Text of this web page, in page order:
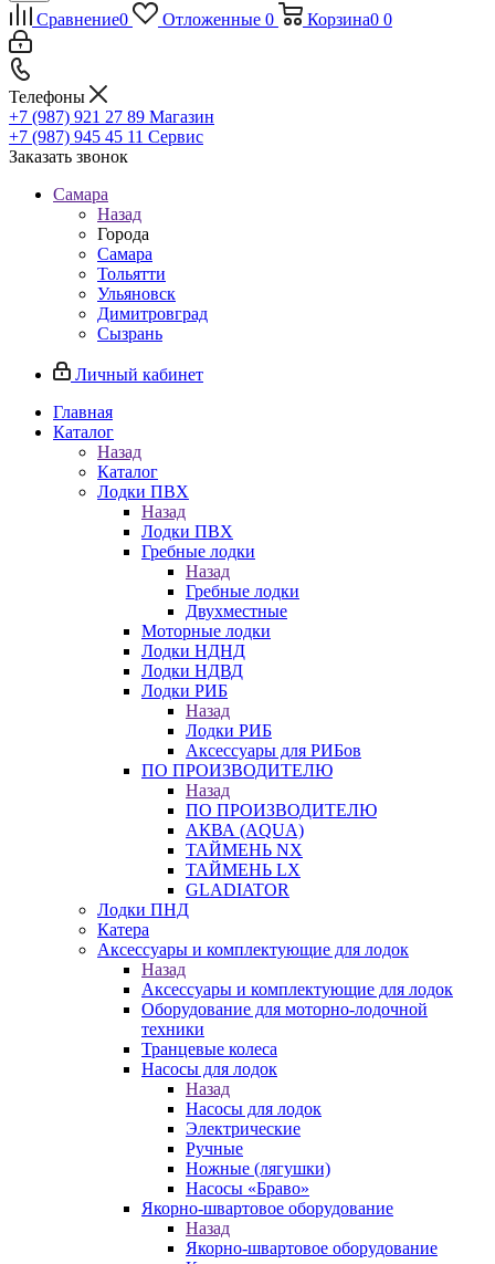
Сравнение0 Отложенные 0 Корзина0 0
Телефоны
+7 (987) 921 27 89 Магазин
+7 (987) 945 45 11 Сервис
Заказать звонок
Самара
Назад
Города
Самара
Тольятти
Ульяновск
Димитровград
Сызрань
Личный кабинет
Главная
Каталог
Назад
Каталог
Лодки ПВХ
Назад
Лодки ПВХ
Гребные лодки
Назад
Гребные лодки
Двухместные
Моторные лодки
Лодки НДНД
Лодки НДВД
Лодки РИБ
Назад
Лодки РИБ
Аксессуары для РИБов
ПО ПРОИЗВОДИТЕЛЮ
Назад
ПО ПРОИЗВОДИТЕЛЮ
АКВА (AQUA)
ТАЙМЕНЬ NX
ТАЙМЕНЬ LX
GLADIATOR
Лодки ПНД
Катера
Аксессуары и комплектующие для лодок
Назад
Аксессуары и комплектующие для лодок
Оборудование для моторно-лодочной
техники
Транцевые колеса
Насосы для лодок
Назад
Насосы для лодок
Электрические
Ручные
Ножные (лягушки)
Насосы «Браво»
Якорно-швартовое оборудование
Назад
Якорно-швартовое оборудование